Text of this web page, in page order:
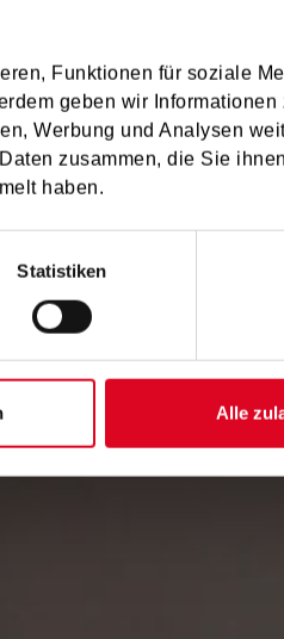
Funktionen für soziale
geben wir Informationen
Werbung und Analysen
zusammen, die Sie
haben.
Statistiken
Alle